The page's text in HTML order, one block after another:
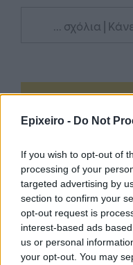
Epixeiro - Do Not
If you wish to opt-out of
processing of your
targeted advertising by
section to confirm your
opt-out request is
interest-based ads
us or personal
your opt-out. You may
... σχόλια |